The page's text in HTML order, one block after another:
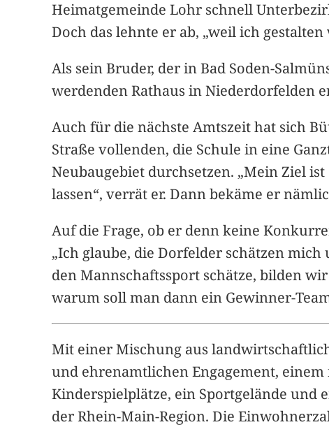
Heimatgemeinde Lohr schnell
Doch das lehnte er ab, „weil ich
Als sein Bruder, der in Bad Soden-
werdenden Rathaus in Niederdorfelden
Auch für die nächste Amtszeit hat sich
Straße vollenden, die Schule in eine
Neubaugebiet durchsetzen. „Mein Ziel
lassen“, verrät er. Dann bekäme er
Auf die Frage, ob er denn keine
„Ich glaube, die Dorfelder schätzen
den Mannschaftssport schätze, bilden
warum soll man dann ein Gewinner-
Mit einer Mischung aus
und ehrenamtlichen Engagement,
Kinderspielplätze, ein Sportgelände
der Rhein-Main-Region. Die